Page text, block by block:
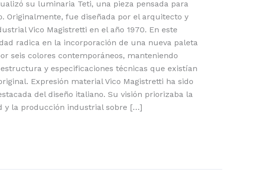
su luminaria Teti, una pieza pensada para
Originalmente, fue diseñada por el arquitecto y
Vico Magistretti en el año 1970. En este
radica en la incorporación de una nueva paleta
seis colores contemporáneos, manteniendo
y especificaciones técnicas que existían
Expresión material Vico Magistretti ha sido
del diseño italiano. Su visión priorizaba la
y la producción industrial sobre […]